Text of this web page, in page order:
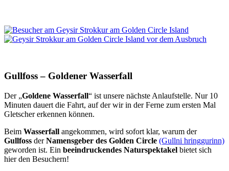
Gullfoss – Goldener Wasserfall
Der „Goldene Wasserfall“ ist unsere nächste Anlaufstelle. Nur 10
Minuten dauert die Fahrt, auf der wir in der Ferne zum ersten Mal
Gletscher erkennen können.
Beim Wasserfall angekommen, wird sofort klar, warum der
Gullfoss derNamensgeber des Golden Circle (Gullni hringgurinn)
geworden ist. Ein beeindruckendes Naturspektakel bietet sich
hier den Besuchern!